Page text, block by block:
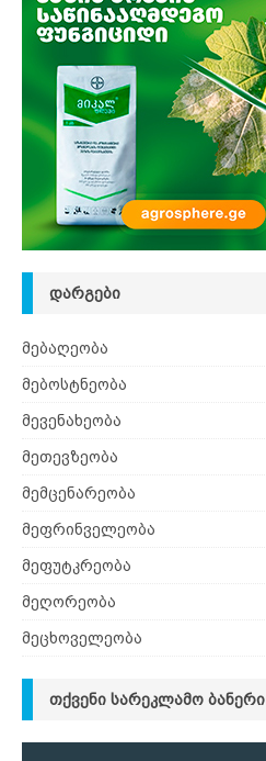
ᲓᲐᲠᲒᲔᲑᲘ
მებაღეობა
მებოსტნეობა
მევენახეობა
მეთევზეობა
მემცენარეობა
მეფრინველეობა
მეფუტკრეობა
მეღორეობა
მეცხოველეობა
ᲗᲥᲕᲔᲜᲘ ᲡᲐᲠᲔᲙᲚᲐᲛᲝ ᲑᲐᲜᲔᲠᲘ